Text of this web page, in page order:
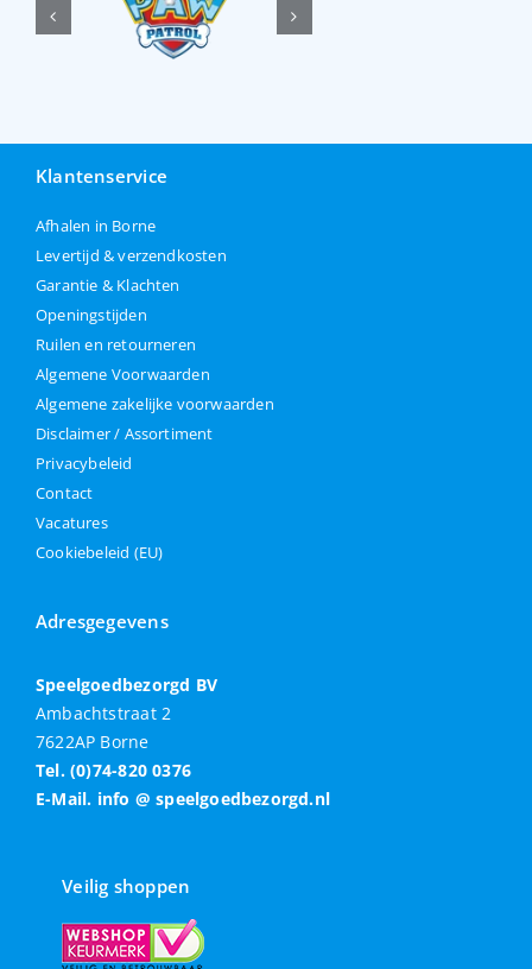
Klantenservice
Afhalen in Borne
Levertijd & verzendkosten
Garantie & Klachten
Openingstijden
Ruilen en retourneren
Algemene Voorwaarden
Algemene zakelijke voorwaarden
Disclaimer / Assortiment
Privacybeleid
Contact
Vacatures
Cookiebeleid (EU)
Adresgegevens
Speelgoedbezorgd BV
Ambachtstraat 2
7622AP Borne
Tel. (0)74-820 0376
E-Mail. info @ speelgoedbezorgd.nl
Veilig shoppen